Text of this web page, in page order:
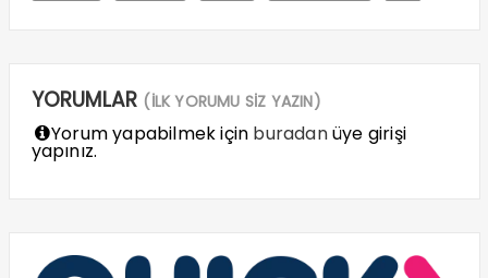
YORUMLAR (İLK YORUMU SİZ YAZIN)
Yorum yapabilmek için buradanüye girişi
yapınız.